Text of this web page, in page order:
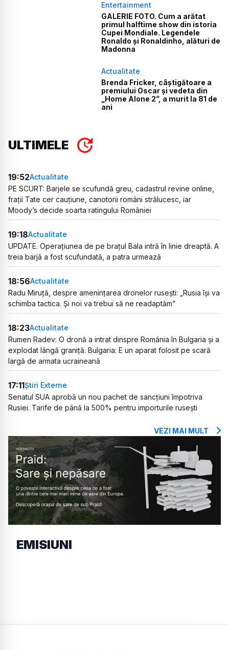
Entertainment
GALERIE FOTO. Cum a arătat
primul halftime show din istoria
Cupei Mondiale. Legendele
Ronaldo și Ronaldinho, alături de
Madonna
Actualitate
Brenda Fricker, câștigătoare a
premiului Oscar și vedeta din
„Home Alone 2”, a murit la 81 de
ani
ULTIMELE
19:52Actualitate
PE SCURT: Barjele se scufundă greu, cadastrul revine online,
frații Tate cer cauțiune, canotorii români strălucesc, iar
Moody’s decide soarta ratingului României
19:18Actualitate
UPDATE. Operațiunea de pe brațul Bala intră în linie dreaptă. A
treia barjă a fost scufundată, a patra urmează
18:56Actualitate
Radu Miruță, despre amenințarea dronelor rusești: „Rusia își va
schimba tactica. Și noi va trebui să ne readaptăm”
18:23Actualitate
Rumen Radev: O dronă a intrat dinspre România în Bulgaria și a
explodat lângă graniță. Bulgaria: E un aparat folosit pe scară
largă de armata ucraineană
17:11Știri Externe
Senatul SUA aprobă un nou pachet de sancțiuni împotriva
Rusiei. Tarife de până la 500% pentru importurile rusești
VEZI MAI MULT
EMISIUNI